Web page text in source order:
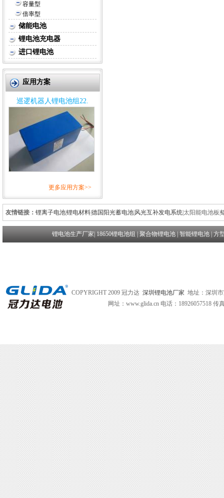
容量型
倍率型
储能电池
锂电池充电器
进口锂电池
应用方案
巡逻机器人锂电池组22.
更多应用方案>>
友情链接： 锂离子电池锂电材料德国阳光蓄电池 风光互补发电系统 太阳能电池板
锂电池生产厂家 18650锂电池组 聚合物锂电池| 智能锂电池| 方
COPYRIGHT 2009 冠力达 深圳锂电池厂家 地址：深圳
网址：www.glida.cn 电话：18926057518 传